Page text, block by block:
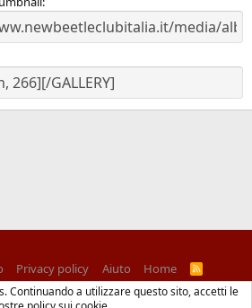
Privacy policy Aiuto Home
R
S
S
® © 2010-2025 XenForo Ltd.
Continuando a utilizzare questo sito, accetti le